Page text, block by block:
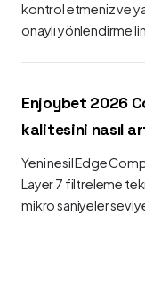
kontrol etmeniz ve
onaylı yönlendirme
Enjoybet 2026
kalitesini nasıl
Yeni nesil Edge
Layer 7 filtreleme
mikro saniyeler